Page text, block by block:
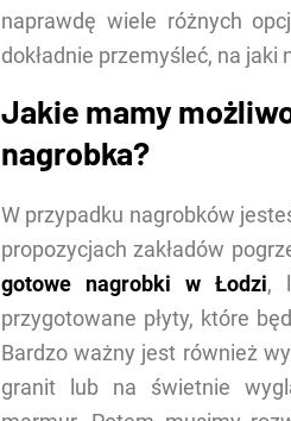
naprawdę wiele różnych
dokładnie przemyśleć, na
Jakie mamy
nagrobka?
W przypadku nagrobków
propozycjach zakładów
gotowe nagrobki w Łodzi,
przygotowane płyty, które
Bardzo ważny jest również
granit lub na świetnie